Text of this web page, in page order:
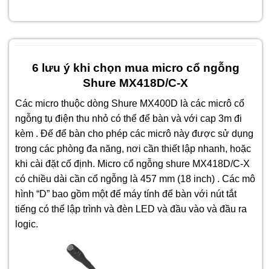
6 lưu ý khi chọn mua micro cổ ngỗng
Shure MX418D/C-X
Các micro thuộc dòng Shure MX400D là các micrô cổ
ngỗng tụ điện thu nhỏ có thể để bàn và với cap 3m đi
kèm . Đế để bàn cho phép các micrô này được sử dụng
trong các phòng đa năng, nơi cần thiết lập nhanh, hoặc
khi cài đặt cố định. Micro cổ ngỗng shure MX418D/C-X
có chiều dài cần cổ ngỗng là 457 mm (18 inch) . Các mô
hình “D” bao gồm một đế máy tính để bàn với nút tắt
tiếng có thể lập trình và đèn LED và đầu vào và đầu ra
logic.